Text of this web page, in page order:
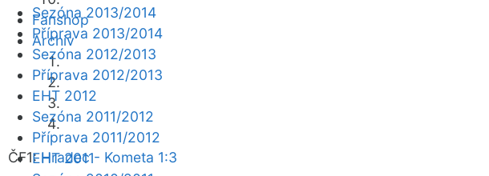
Fanshop
Archiv
ČF1:Hradec - Kometa 1:3
Sezóna 2013/2014
Příprava 2013/2014
Sezóna 2012/2013
Příprava 2012/2013
EHT 2012
Sezóna 2011/2012
Příprava 2011/2012
EHT 2011